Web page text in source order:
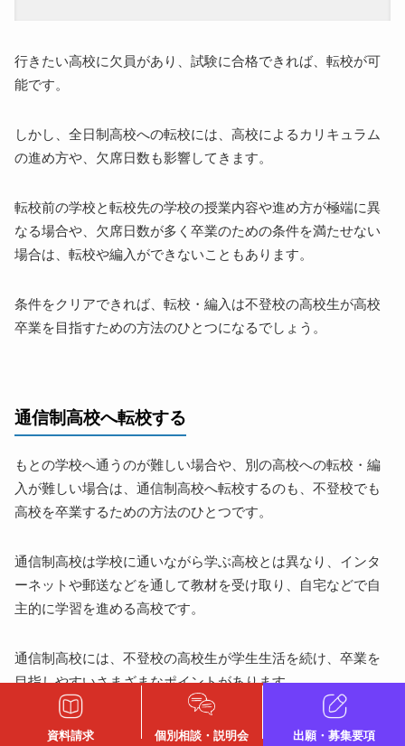
行きたい高校に欠員があり、試験に合格できれば、転校が可
能です。
しかし、全日制高校への転校には、高校によるカリキュラム
の進め方や、欠席日数も影響してきます。
転校前の学校と転校先の学校の授業内容や進め方が極端に異
なる場合や、欠席日数が多く卒業のための条件を満たせない
場合は、転校や編入ができないこともあります。
条件をクリアできれば、転校・編入は不登校の高校生が高校
卒業を目指すための方法のひとつになるでしょう。
通信制高校へ転校する
もとの学校へ通うのが難しい場合や、別の高校への転校・編
入が難しい場合は、通信制高校へ転校するのも、不登校でも
高校を卒業するための方法のひとつです。
通信制高校は学校に通いながら学ぶ高校とは異なり、インタ
ーネットや郵送などを通して教材を受け取り、自宅などで自
主的に学習を進める高校です。
通信制高校には、不登校の高校生が学生生活を続け、卒業を
目指しやすいさまざまなポイントがあります。
自分のペースで勉強できる
資料請求 個別相談・説明会 出願・募集要項